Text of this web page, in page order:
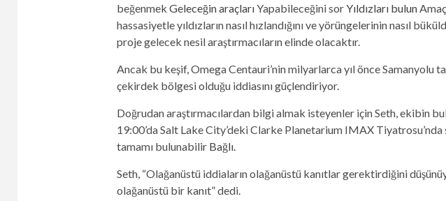
beğenmek Geleceğin araçlarıYapabileceğini sorYıldızları bulun
hassasiyetle yıldızların nasıl hızlandığını ve yörüngelerinin nasıl
proje gelecek nesil araştırmacıların elinde olacaktır.
Ancak bu keşif, Omega Centauri’nin milyarlarca yıl önce Samanyolu
çekirdek bölgesi olduğu iddiasını güçlendiriyor.
Doğrudan araştırmacılardan bilgi almak isteyenler için Seth, ekibin
19:00’da Salt Lake City’deki Clarke Planetarium IMAX Tiyatrosu’nda
tamamı bulunabilir Bağlı.
Seth, “Olağanüstü iddiaların olağanüstü kanıtlar gerektirdiğini
olağanüstü bir kanıt” dedi.